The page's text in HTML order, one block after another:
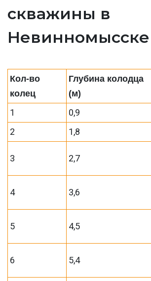
скважины в
Невинномысске
Кол-во
колец
Глубина колодца
(м)
1 0,9
2
1,8
3 2,7
4 3,6
5 4,5
6 5,4